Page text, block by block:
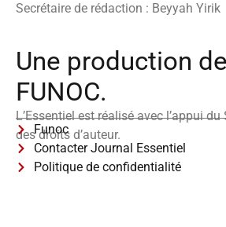
Secrétaire de rédaction : Beyyah Yirik
Une production
FUNOC.
L’Essentiel est réalisé avec l’appui
des droits d’auteur.
Funoc
Contacter Journal Essentiel
Politique de confidentialité